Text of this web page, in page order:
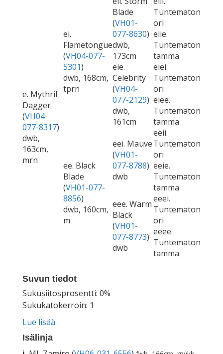
e. Mythril
Dagger
(VH04-
077-8317)
dwb,
163cm,
mrn
ei.
Flametongue
(VH04-077-
5301)
dwb, 168cm,
tprn
Blade
(VH01-
077-8630)
dwb,
173cm
Tuntematon
ori
eiie.
Tuntematon
tamma
eie.
Celebrity
(VH04-
077-2129)
dwb,
161cm
eiei.
Tuntematon
ori
eiee.
Tuntematon
tamma
ee. Black
Blade
(VH01-077-
8856)
dwb, 160cm,
m
eei. Mauve
(VH01-
077-8788)
dwb
eeii.
Tuntematon
ori
eeie.
Tuntematon
tamma
eee. Warm
Black
(VH01-
077-8773)
dwb
eeei.
Tuntematon
ori
eeee.
Tuntematon
tamma
Suvun tiedot
Sukusiitosprosentti: 0%
Sukukatokerroin: 1
Lue lisää
Isälinja